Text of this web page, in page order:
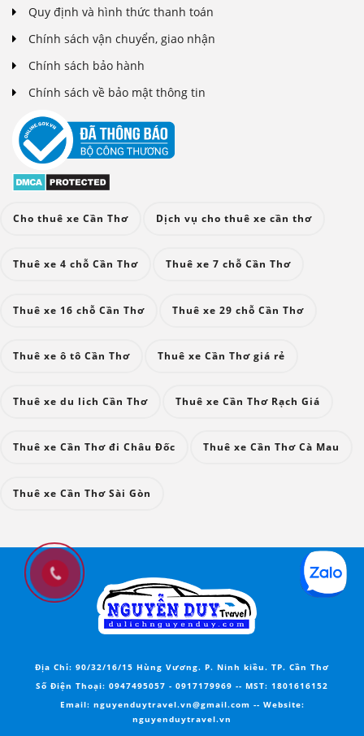
Quy định và hình thức thanh toán
Chính sách vận chuyển, giao nhận
Chính sách bảo hành
Chính sách về bảo mật thông tin
Cho thuê xe Cần Thơ Dịch vụ cho thuê xe cần thơ
Thuê xe 4 chỗ Cần Thơ Thuê xe 7 chỗ Cần Thơ
Thuê xe 16 chỗ Cần Thơ Thuê xe 29 chỗ Cần Thơ
Thuê xe ô tô Cần Thơ Thuê xe Cần Thơ giá rẻ
Thuê xe du lich Cần Thơ Thuê xe Cần Thơ Rạch Giá
Thuê xe Cần Thơ đi Châu Đốc Thuê xe Cần Thơ Cà Mau
Thuê xe Cần Thơ Sài Gòn
Địa Chỉ: 90/32/16/15 Hùng Vương. P. Ninh kiều. TP. Cần Thơ
Số Điện Thoại: 0947495057 - 0917179969 -- MST: 1801616152
Email: nguyenduytravel.vn@gmail.com -- Website:
nguyenduytravel.vn